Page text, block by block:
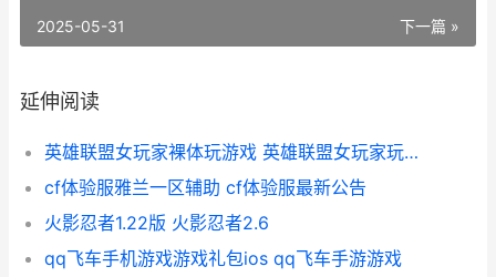
下一篇 »
2025-05-31
延伸阅读
英雄联盟女玩家裸体玩游戏 英雄联盟女玩家玩的最多的英雄
cf体验服雅兰一区辅助 cf体验服最新公告
火影忍者1.22版 火影忍者2.6
qq飞车手机游戏游戏礼包ios qq飞车手游游戏